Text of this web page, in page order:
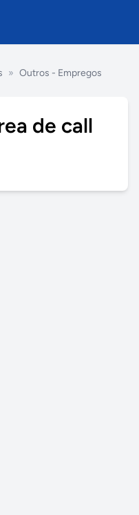
» Outros - Empregos
de call